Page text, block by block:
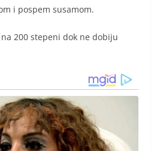
i pospem susamom.
200 stepeni dok ne dobiju